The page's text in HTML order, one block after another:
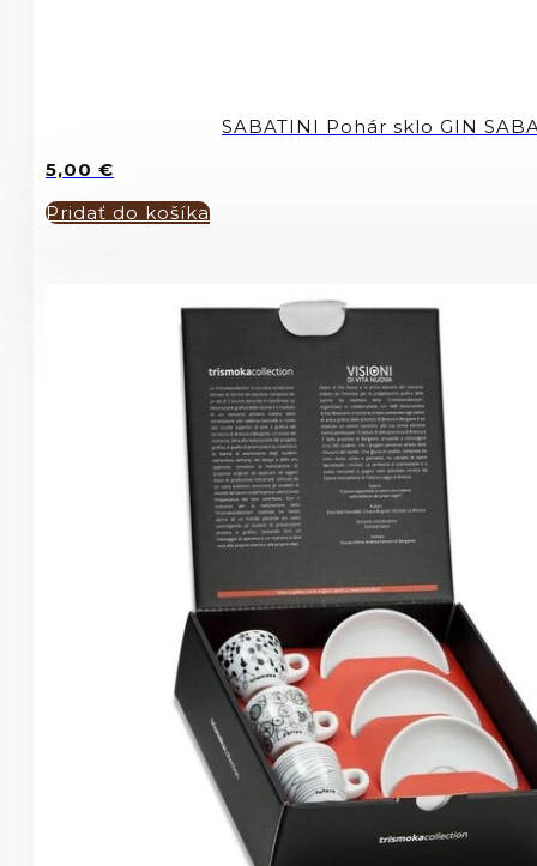
SABATINI Pohár sklo GIN
5,00 €
Pridať do košíka